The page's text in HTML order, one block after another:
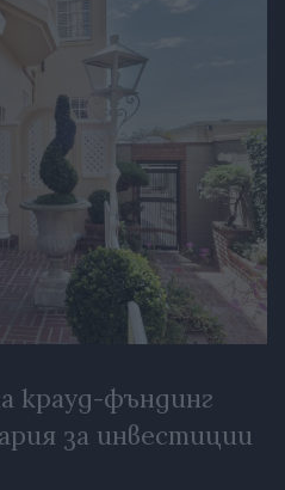
крауд-фъндинг
за инвестиции